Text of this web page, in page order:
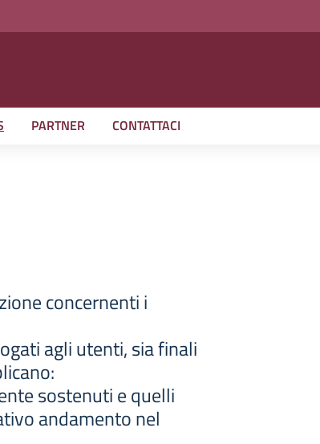
PARTNER CONTATTACI
concernenti i
agli utenti, sia finali
sostenuti e quelli
andamento nel